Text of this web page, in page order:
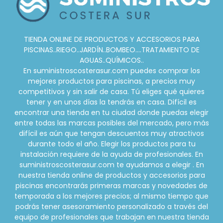
TIENDA ONLINE DE PRODUCTOS Y ACCESORIOS PARA
PISCINAS..RIEGO..JARDÍN..BOMBEO....TRATAMIENTO DE
AGUAS..QUÍMICOS..
En suministroscosterasur.com puedes comprar los
mejores productos para piscinas, a precios muy
competitivos y sin salir de casa. Tú eliges qué quieres
tener y en unos días la tendrás en casa. Difícil es
encontrar una tienda en tu ciudad donde puedas elegir
entre todas las marcas posibles del mercado, pero más
difícil es aún que tengan descuentos muy atractivos
durante todo el año. Elegir los productos para tu
instalación requiere de la ayuda de profesionales. En
suministroscosterasur.com te ayudamos a elegir . En
nuestra tienda online de productos y accesorios para
piscinas encontrarás primeras marcas y novedades de
temporada a los mejores precios; al mismo tiempo que
podrás tener asesoramiento personalizado a través del
equipo de profesionales que trabajan en nuestra tienda